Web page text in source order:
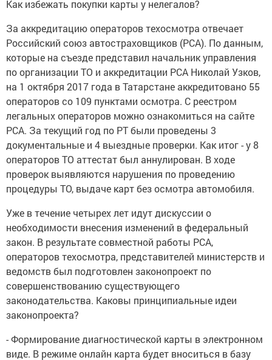
Как избежать покупки карты у нелегалов?
За аккредитацию операторов техосмотра отвечает
Российский союз автостраховщиков (РСА). По данным,
которые на съезде представил начальник управления
по организации ТО и аккредитации РСА Николай Узков,
на 1 октября 2017 года в Татарстане аккредитовано 55
операторов со 109 пунктами осмотра. С реестром
легальных операторов можно ознакомиться на сайте
РСА. За текущий год по РТ были проведены 3
документальные и 4 выездные проверки. Как итог - у 8
операторов ТО аттестат был аннулирован. В ходе
проверок выявляются нарушения по проведению
процедуры ТО, выдаче карт без осмотра автомобиля.
Уже в течение четырех лет идут дискуссии о
необходимости внесения изменений в федеральный
закон. В результате совместной работы РСА,
операторов техосмотра, представителей министерств и
ведомств был подготовлен законопроект по
совершенствованию существующего
законодательства. Каковы принципиальные идеи
законопроекта?
- Формирование диагностической карты в электронном
виде. В режиме онлайн карта будет вноситься в базу